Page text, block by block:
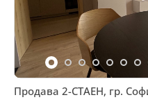
Продава 2-СТАЕН, гр.